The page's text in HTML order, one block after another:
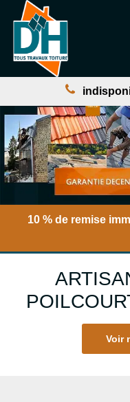
10 % de remise
Voir